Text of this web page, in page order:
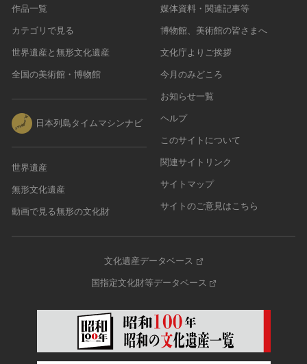
作品一覧
カテゴリで見る
世界遺産と無形文化遺産
全国の美術館・博物館
日本列島タイムマシンナビ
世界遺産
無形文化遺産
動画で見る無形の文化財
媒体資料・関連記事等
博物館、美術館の皆さまへ
文化庁よりご挨拶
今月のみどころ
お知らせ一覧
ヘルプ
このサイトについて
関連サイトリンク
サイトマップ
サイトのご意見はこちら
文化遺産データベース
国指定文化財等データベース